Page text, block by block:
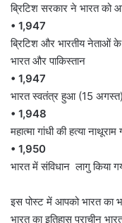
ब्रिटिश सरकार ने भारत को
• 1,947
ब्रिटिश और भारतीय नेताओं
भारत और पाकिस्तान
• 1,947
भारत स्वतंत्र हुआ (15 अगस्त)
• 1,948
महात्मा गांधी की हत्या
• 1,950
भारत में संविधान लागु किया
इस पोस्ट में आपको भारत
भारत का इतिहास प्राचीन